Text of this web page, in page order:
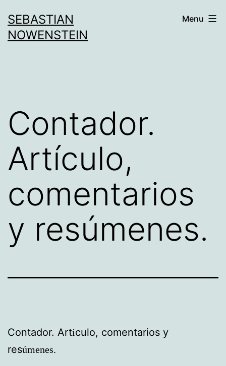
au
contenu
SEBASTIAN
NOWENSTEIN
Menu
Contador.
Artículo,
comentarios
y resúmenes.
Contador. Artículo, comentarios y
resúmenes.